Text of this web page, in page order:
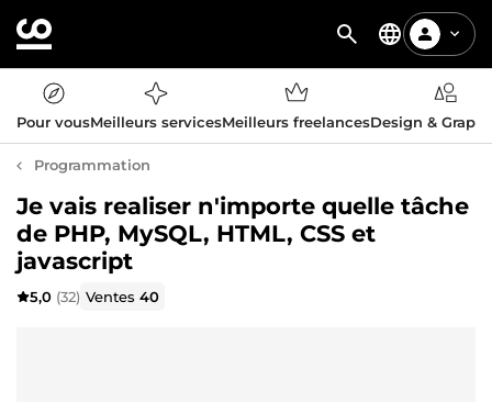
Pour vousMeilleurs servicesMeilleurs freelancesDesign &
Programmation
Je vais realiser n'importe quelle tâche
de PHP, MySQL, HTML, CSS et
javascript
5,0 (32) Ventes40